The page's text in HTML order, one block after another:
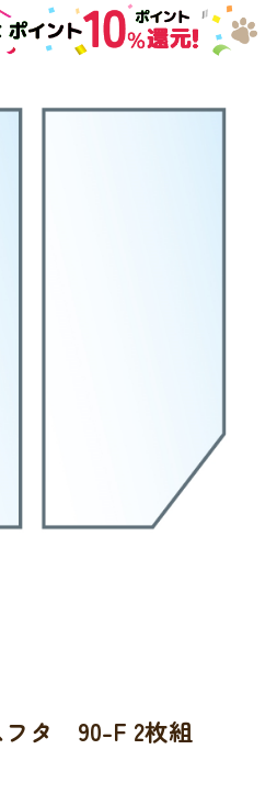
服・おさんぽ用品
リビング雑貨
フタ 90-F 2枚組